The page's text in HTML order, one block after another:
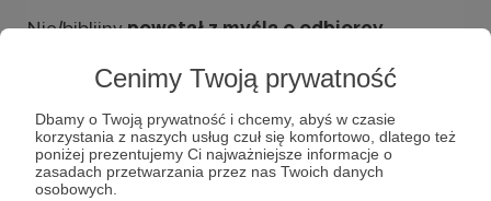
Cenimy Twoją prywatność
Dbamy o Twoją prywatność i chcemy, abyś w czasie
korzystania z naszych usług czuł się komfortowo, dlatego też
poniżej prezentujemy Ci najważniejsze informacje o
zasadach przetwarzania przez nas Twoich danych
osobowych.
Nie/biblijnypowstał z myślą o odbiorcy
przekładów fachowej literatury na rodzimym
rynku pozostaje odcięty od wyników dziesięcioleci
badań nadhebrajszczyzną biblijną, historią
starożytnego Izraela oraz Biblią hebrajską–
antologią pism starohebrajskich, znaną w naszym
kraju jako Stary Testament.